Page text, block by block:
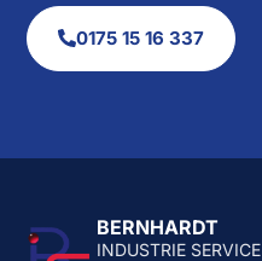
0175 15 16 337
BERNHARDT
INDUSTRIE SERVICE